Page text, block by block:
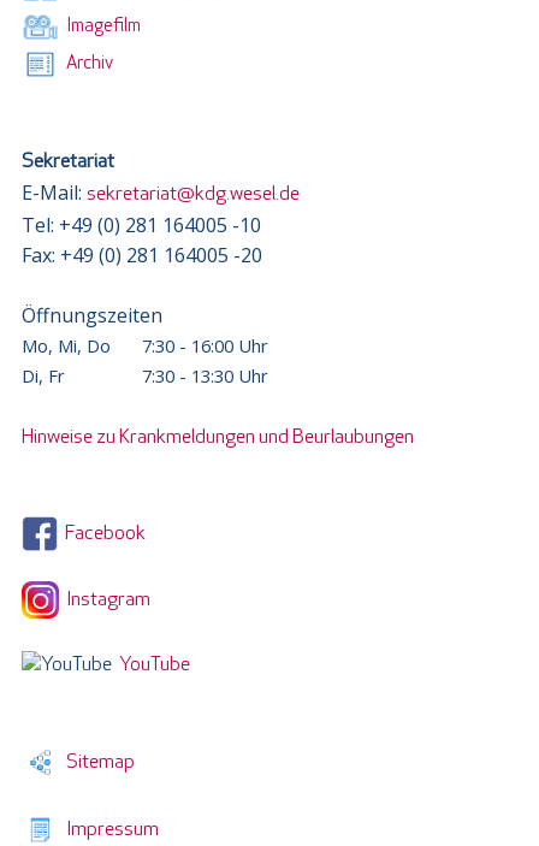
Imagefilm
Archiv
Sekretariat
E-Mail: sekretariat@kdg.wesel.de
Tel: +49 (0) 281 164005 -10
Fax: +49 (0) 281 164005 -20
Öffnungszeiten
Mo, Mi, Do
7:30 - 16:00 Uhr
Di, Fr
7:30 - 13:30 Uhr
Hinweise zu Krankmeldungen und Beurlaubungen
Facebook
Instagram
YouTube
Sitemap
Impressum